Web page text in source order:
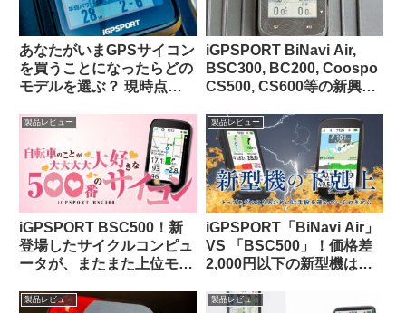
あなたがいまGPSサイコン
を買うことになったらどの
モデルを選ぶ？ 現時点で
れ？【海外掲示板から・
iGPSPORT BiNavi Air,
BSC300, BC200, Coospo
CS500, CS600等の新興中
ついての最近の海外サイク
リストによる評価（海外掲
示板から）
製品レビュー
iGPSPORT BSC500！新
登場したサイクルコンピュ
ータが、またまた上位モデ
製品レビュー
iGPSPORT「BiNavi Air」
VS 「BSC500」！価格差
2,000円以下の新型機は、
るの？
製品レビュー 製品レビュー